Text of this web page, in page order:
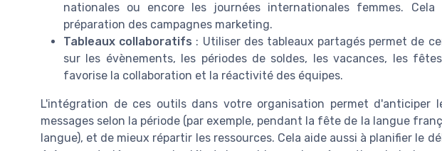
nationales ou encore les journées internationales femmes.
préparation des campagnes marketing.
Tableaux collaboratifs : Utiliser des tableaux partagés permet de
sur les évènements, les périodes de soldes, les vacances, les
favorise la collaboration et la réactivité des équipes.
L'intégration de ces outils dans votre organisation permet d'anticiper
messages selon la période (par exemple, pendant la fête de la langue
langue), et de mieux répartir les ressources. Cela aide aussi à planifier le